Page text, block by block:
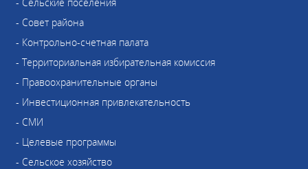
- Совет района
- Контрольно-счетная палата
- Территориальная избирательная комиссия
- Правоохранительные органы
- Инвестиционная привлекательность
- СМИ
- Целевые программы
- Сельское хозяйство